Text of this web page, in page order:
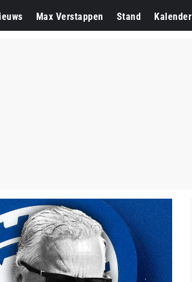
Max Verstappen Stand Kalender